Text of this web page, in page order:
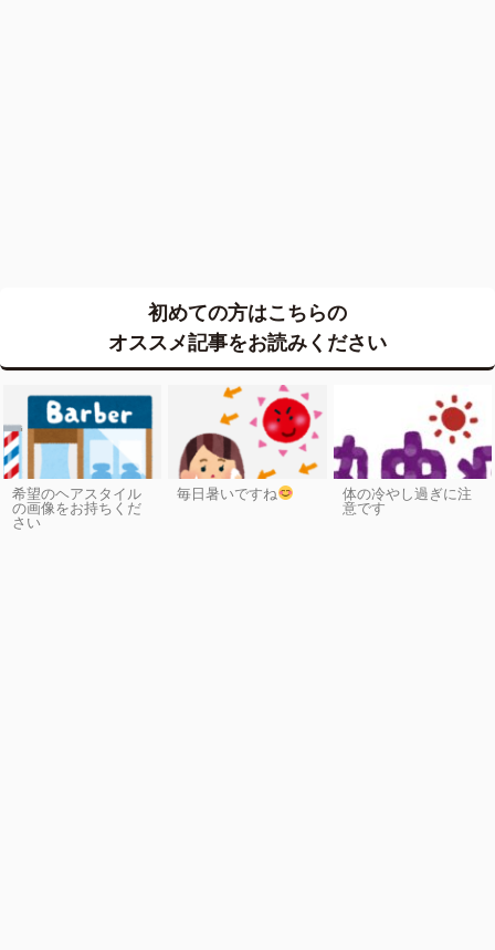
初めての方はこちらの
オススメ記事をお読みください
希望のヘアスタイル
の画像をお持ちくだ
さい
毎日暑いですね 体の冷やし過ぎに注
意です